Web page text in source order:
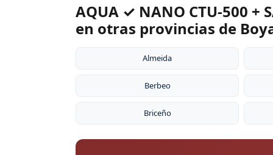
AQUA ✓ NANO CTU-500 +
en otras provincias de
Almeida
Berbeo
Briceño